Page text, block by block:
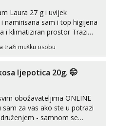
Laura 27 g i uvijek
namirisana sam i top higijena
i klimatiziran prostor Trazim
sperme Erotsko rublje
neljubim se Wha...
traži mušku osobu
ljepotica 20g. 🤭
obožavateljima ONLINE
sam za vas ako ste u potrazi
- samnom se